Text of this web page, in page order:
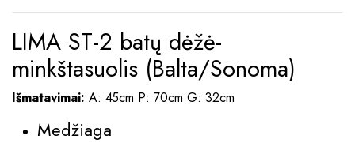
LIMA ST-2 batų dėžė-
minkštasuolis (Balta/Sonoma)
Išmatavimai: A: 45cm P: 70cm G: 32cm
Medžiaga